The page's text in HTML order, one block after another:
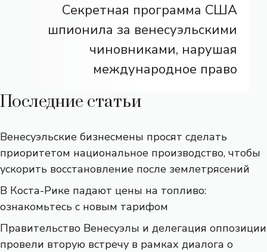
Секретная программа США
шпионила за венесуэльскими
чиновниками, нарушая
международное право
Последние статьи
Венесуэльские бизнесмены просят сделать
приоритетом национальное производство, чтобы
ускорить восстановление после землетрясений
В Коста-Рике падают цены на топливо:
ознакомьтесь с новым тарифом
Правительство Венесуэлы и делегация оппозиции
провели вторую встречу в рамках диалога о